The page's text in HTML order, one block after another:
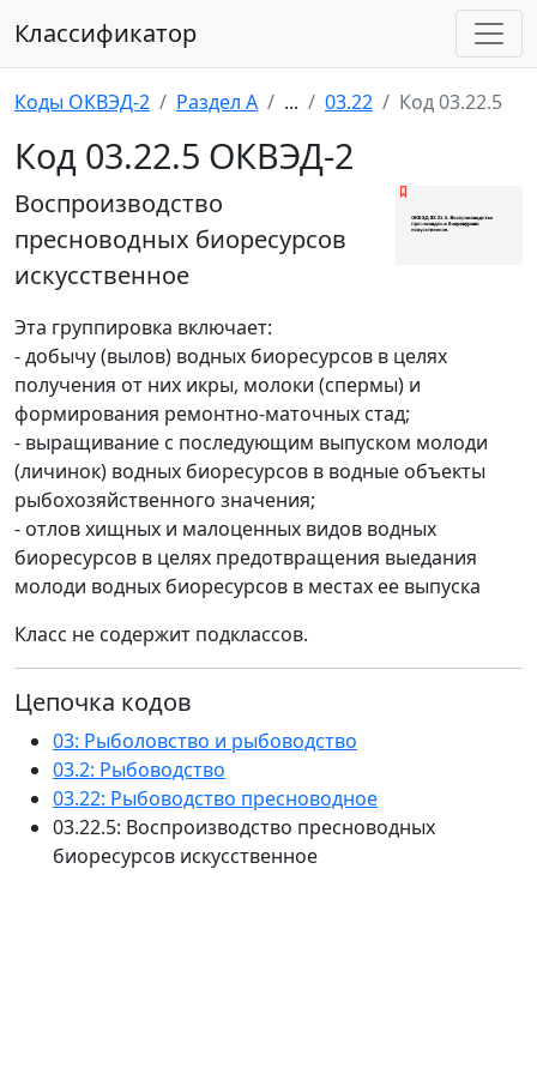
Классификатор
Коды ОКВЭД-2 Раздел A ... 03.22 Код 03.22.5
Код 03.22.5 ОКВЭД-2
Воспроизводство
пресноводных биоресурсов
искусственное
Эта группировка включает:
- добычу (вылов) водных биоресурсов в целях
получения от них икры, молоки (спермы) и
формирования ремонтно-маточных стад;
- выращивание с последующим выпуском молоди
(личинок) водных биоресурсов в водные объекты
рыбохозяйственного значения;
- отлов хищных и малоценных видов водных
биоресурсов в целях предотвращения выедания
молоди водных биоресурсов в местах ее выпуска
Класс не содержит подклассов.
Цепочка кодов
03: Рыболовство и рыбоводство
03.2: Рыбоводство
03.22: Рыбоводство пресноводное
03.22.5: Воспроизводство пресноводных
биоресурсов искусственное